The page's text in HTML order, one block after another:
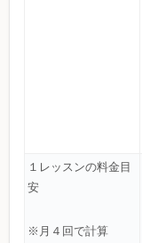
１レッスンの料金目
安
※月４回で計算